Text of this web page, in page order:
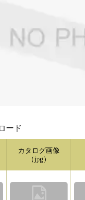
ード
カタログ画像
（jpg）